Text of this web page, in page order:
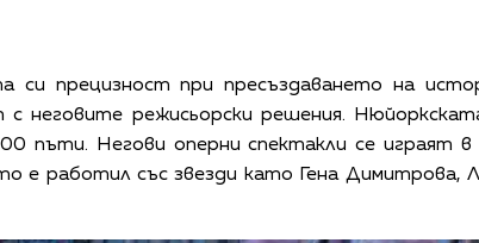
си прецизност при пресъздаването на
с неговите режисьорски решения.
пъти. Негови оперни спектакли се играят
е работил със звезди като Гена Димитрова,